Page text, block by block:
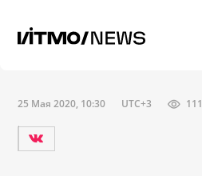
25 Мая 2020, 10:30 UTC+3